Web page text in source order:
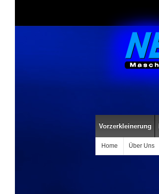
Vorzerkleinerung
Home Über Uns